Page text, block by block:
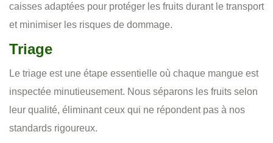
caisses adaptées pour protéger les fruits durant le transport
et minimiser les risques de dommage.
Triage
Le triage est une étape essentielle où chaque mangue est
inspectée minutieusement. Nous séparons les fruits selon
leur qualité, éliminant ceux qui ne répondent pas à nos
standards rigoureux.